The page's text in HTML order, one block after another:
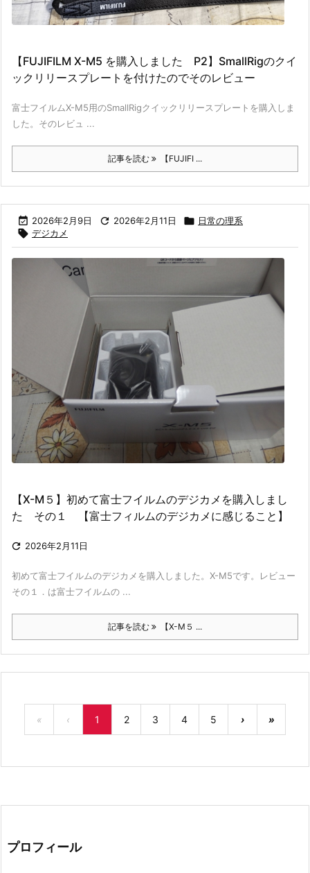
【FUJIFILM X-M5 を購入しました P2】SmallRigのクイ
ックリリースプレートを付けたのでそのレビュー
富士フイルムX-M5用のSmallRigクイックリリースプレートを購入しま
した。そのレビュ ...
記事を読む 【FUJIFI ...
 2026年2月9日  2026年2月11日  日常の理系
 デジカメ
【X-M５】初めて富士フイルムのデジカメを購入しまし
た その１ 【富士フィルムのデジカメに感じること】
 2026年2月11日
初めて富士フイルムのデジカメを購入しました。X-M5です。レビュー
その１．は富士フイルムの ...
記事を読む 【X-M５ ...
« ‹ 1 2 3 4 5 › »
プロフィール